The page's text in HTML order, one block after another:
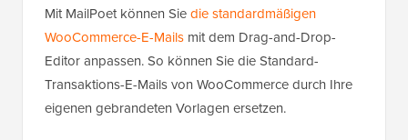
Mit MailPoet können Siedie standardmäßigen
WooCommerce-E-Mails mit dem Drag-and-Drop-
Editor anpassen. So können Sie die Standard-
Transaktions-E-Mails von WooCommerce durch Ihre
eigenen gebrandeten Vorlagen ersetzen.